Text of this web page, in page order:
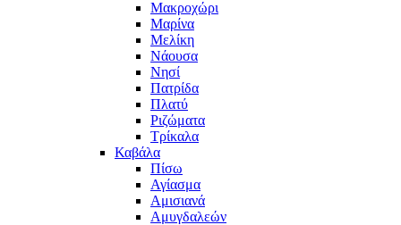
Μακροχώρι
Μαρίνα
Μελίκη
Νάουσα
Νησί
Πατρίδα
Πλατύ
Ριζώματα
Τρίκαλα
Καβάλα
Πίσω
Αγίασμα
Αμισιανά
Αμυγδαλεών